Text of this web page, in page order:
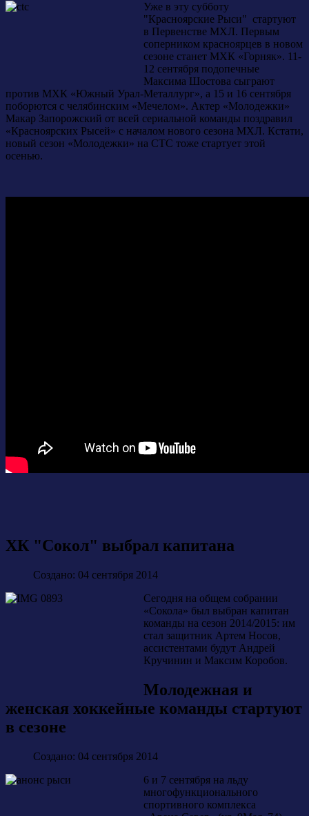
Уже в эту субботу
"Красноярские Рыси" стартуют
в Первенстве МХЛ. Первым
соперником красноярцев в новом
сезоне станет МХК «Горняк». 11-
12 сентября подопечные
Максима Шостова сыграют
против МХК «Южный Урал-Металлург», а 15 и 16 сентября
поборются с челябинским «Мечелом». Актер «Молодежки»
Макар Запорожский от всей сериальной команды поздравил
«Красноярских Рысей» с началом нового сезона МХЛ. Кстати,
новый сезон «Молодежки» на СТС тоже стартует этой
осенью.
ХК "Сокол" выбрал капитана
Создано: 04 сентября 2014
Сегодня на общем собрании
«Сокола» был выбран капитан
команды на сезон 2014/2015: им
стал защитник Артем Носов,
ассистентами будут Андрей
Кручинин и Максим Коробов.
Молодежная и
женская хоккейные команды стартуют
в сезоне
Создано: 04 сентября 2014
6 и 7 сентября на льду
многофункционального
спортивного комплекса